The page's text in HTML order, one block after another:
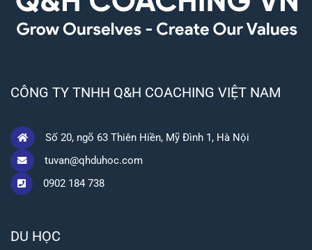
CÔNG TY TNHH Q&H COACHING VIỆT NAM
Số 20, ngõ 63 Thiên Hiền, Mỹ Đình 1, Hà Nội
tuvan@qhduhoc.com
0902 184 738
DU HỌC